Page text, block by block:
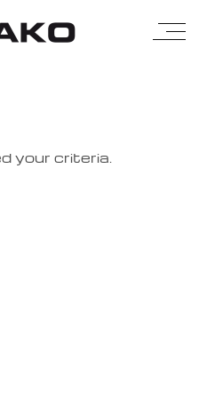
your criteria.